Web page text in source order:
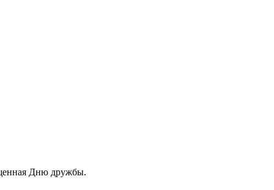
Дню дружбы.